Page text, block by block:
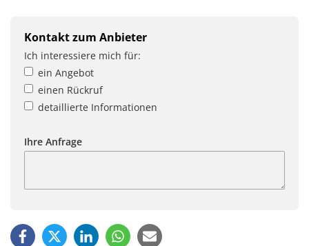
Kontakt zum Anbieter
Ich interessiere mich für:
ein Angebot
einen Rückruf
detaillierte Informationen
Ihre Anfrage